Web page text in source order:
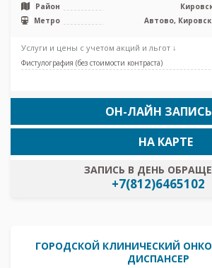
Район
Метро
Автово,
Услуги и цены с учетом акций и льгот ↓
Фистулография (без стоимости контраста)
ОН-ЛАЙН ЗАПИСЬ
ЗАПИСЬ В ДЕНЬ
+7(812)6465102
НА КАРТЕ
ГОРОДСКОЙ КЛИНИЧЕСКИЙ
ДИСПАНСЕР